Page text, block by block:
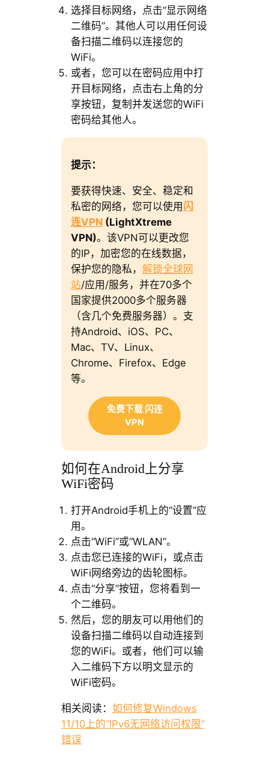
选择目标网络，点击“显示网络
二维码”。其他人可以用任何设
备扫描二维码以连接您的
WiFi。
或者，您可以在密码应用中打
开目标网络，点击右上角的分
享按钮，复制并发送您的WiFi
密码给其他人。
提示：
要获得快速、安全、稳定和
私密的网络，您可以使用 闪
连VPN(LightXtreme
VPN)。该VPN可以更改您
的IP，加密您的在线数据，
保护您的隐私， 解锁全球网
站/应用/服务，并在70多个
国家提供2000多个服务器
（含几个免费服务器）。支
持Android、iOS、PC、
Mac、TV、Linux、
Chrome、Firefox、Edge
等。
免费下载 闪连
VPN
如何在Android上分享
WiFi密码
打开Android手机上的“设置”应
用。
点击“WiFi”或“WLAN”。
点击您已连接的WiFi，或点击
WiFi网络旁边的齿轮图标。
点击“分享”按钮，您将看到一
个二维码。
然后，您的朋友可以用他们的
设备扫描二维码以自动连接到
您的WiFi。或者，他们可以输
入二维码下方以明文显示的
WiFi密码。
相关阅读： 如何修复Windows
11/10上的“IPv6无网络访问权限”
错误